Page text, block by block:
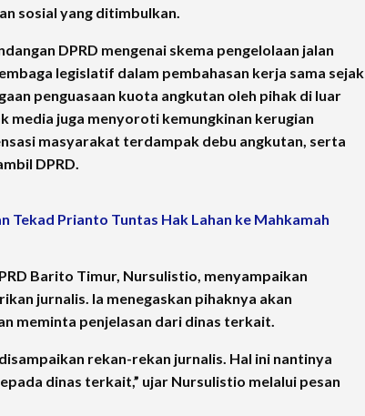
sosial yang ditimbulkan.
DPRD mengenai skema pengelolaan jalan
legislatif dalam pembahasan kerja sama sejak
penguasaan kuota angkutan oleh pihak di luar
media juga menyoroti kemungkinan kerugian
masyarakat terdampak debu angkutan, serta
DPRD.
Tekad Prianto Tuntas Hak Lahan ke Mahkamah
Barito Timur, Nursulistio, menyampaikan
jurnalis. Ia menegaskan pihaknya akan
meminta penjelasan dari dinas terkait.
rekan-rekan jurnalis. Hal ini nantinya
dinas terkait,” ujar Nursulistio melalui pesan